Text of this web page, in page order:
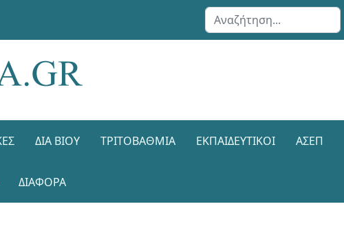
Αναζήτηση...
ΔΙΑ ΒΊΟΥ ΤΡΙΤΟΒΆΘΜΙΑ ΕΚΠΑΙΔΕΥΤΙΚΟΊ ΑΣΕΠ
ΔΙΑΦΟΡΑ